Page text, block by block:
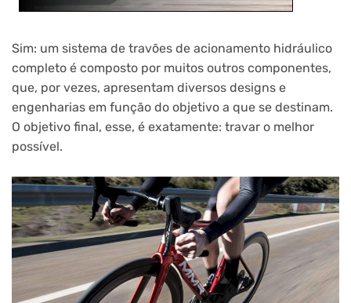
Sim: um sistema de travões de acionamento hidráulico
completo é composto por muitos outros componentes,
que, por vezes, apresentam diversos designs e
engenharias em função do objetivo a que se destinam.
O objetivo final, esse, é exatamente: travar o melhor
possível.